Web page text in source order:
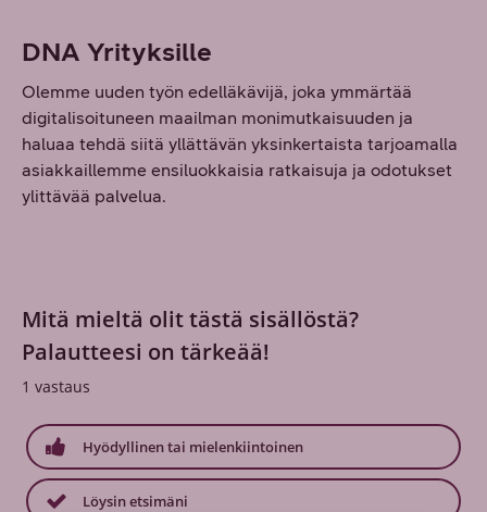
DNA Yrityksille
Olemme uuden työn edelläkävijä, joka ymmärtää
digitalisoituneen maailman monimutkaisuuden ja
haluaa tehdä siitä yllättävän yksinkertaista tarjoamalla
asiakkaillemme ensiluokkaisia ratkaisuja ja odotukset
ylittävää palvelua.
Mitä mieltä olit tästä sisällöstä?
Palautteesi on tärkeää!
1 vastaus
Hyödyllinen tai mielenkiintoinen
Löysin etsimäni